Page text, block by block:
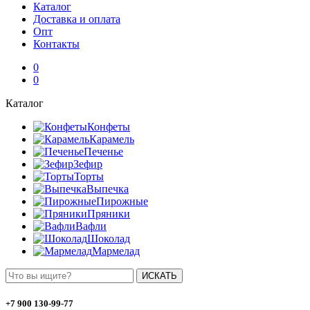
Каталог
Доставка и оплата
Опт
Контакты
0
0
Каталог
Конфеты
Карамель
Печенье
Зефир
Торты
Выпечка
Пирожные
Пряники
Вафли
Шоколад
Мармелад
ИСКАТЬ
+7 900 130-99-77